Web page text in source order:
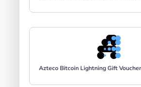
Azteco Bitcoin Lightning Gift